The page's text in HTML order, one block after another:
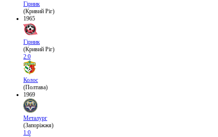
Гірник
(Кривий Ріг)
1965
Гірник
(Кривий Ріг)
2:0
Колос
(Полтава)
1969
Металург
(Запоріжжя)
1:0